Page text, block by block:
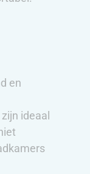
en
ideaal